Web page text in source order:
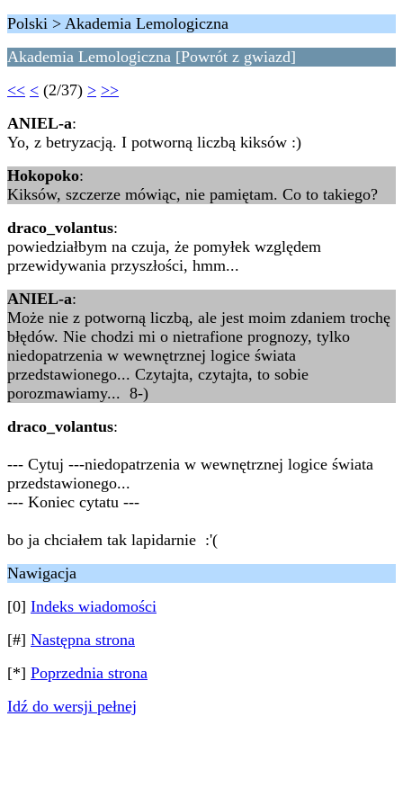
Polski > Akademia Lemologiczna
Akademia Lemologiczna [Powrót z gwiazd]
<< < (2/37) > >>
ANIEL-a:
Yo, z betryzacją. I potworną liczbą kiksów :)
Hokopoko:
Kiksów, szczerze mówiąc, nie pamiętam. Co to takiego?
draco_volantus:
powiedziałbym na czuja, że pomyłek względem
przewidywania przyszłości, hmm...
ANIEL-a:
Może nie z potworną liczbą, ale jest moim zdaniem trochę
błędów. Nie chodzi mi o nietrafione prognozy, tylko
niedopatrzenia w wewnętrznej logice świata
przedstawionego... Czytajta, czytajta, to sobie
porozmawiamy... 8-)
draco_volantus:
--- Cytuj ---niedopatrzenia w wewnętrznej logice świata
przedstawionego...
--- Koniec cytatu ---
bo ja chciałem tak lapidarnie :'(
Nawigacja
[0] Indeks wiadomości
[#] Następna strona
[*] Poprzednia strona
Idź do wersji pełnej